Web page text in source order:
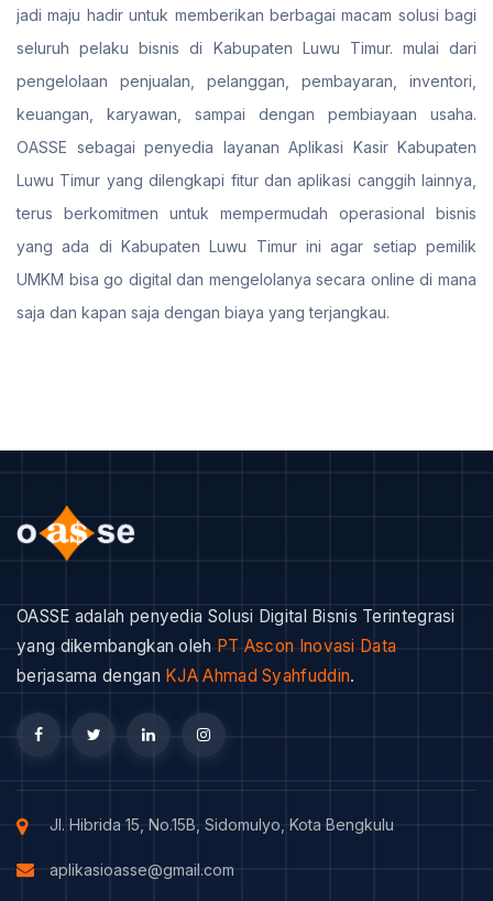
jadi maju hadir untuk memberikan berbagai macam solusi bagi
seluruh pelaku bisnis di Kabupaten Luwu Timur. mulai dari
pengelolaan penjualan, pelanggan, pembayaran, inventori,
keuangan, karyawan, sampai dengan pembiayaan usaha.
OASSE sebagai penyedia layanan Aplikasi Kasir Kabupaten
Luwu Timur yang dilengkapi fitur dan aplikasi canggih lainnya,
terus berkomitmen untuk mempermudah operasional bisnis
yang ada di Kabupaten Luwu Timur ini agar setiap pemilik
UMKM bisa go digital dan mengelolanya secara online di mana
saja dan kapan saja dengan biaya yang terjangkau.
OASSE adalah penyedia Solusi Digital Bisnis Terintegrasi
yang dikembangkan oleh PT Ascon Inovasi Data
berjasama dengan KJA Ahmad Syahfuddin.
Jl. Hibrida 15, No.15B, Sidomulyo, Kota Bengkulu
aplikasioasse@gmail.com